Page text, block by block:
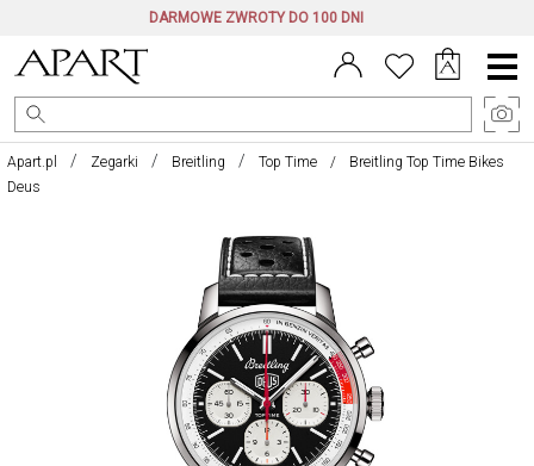
DARMOWE ZWROTY DO 100 DNI
Menu
główne
Apart.pl Zegarki Breitling Top Time
Breitling Top Time Bikes
Deus